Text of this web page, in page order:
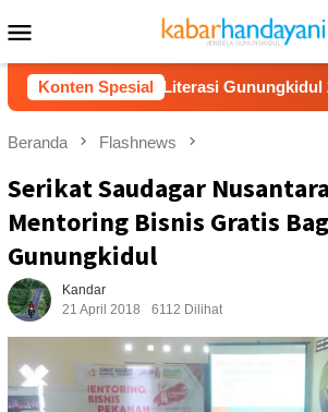
ke
kontenMobile
Konten Spesial
Video Literasi Gunungkidul 2026
Beranda Flashnews
Serikat Saudagar
Mentoring Bisnis Gratis
Gunungkidul
Kandar
21 April 2018
6112 Dilihat